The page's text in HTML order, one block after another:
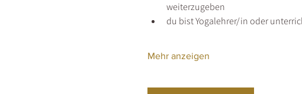
weiterzugeben
du bist Yogalehrer/in oder
Mehr anzeigen